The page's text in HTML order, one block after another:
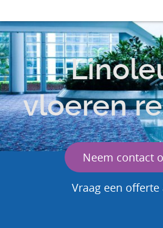
vloeren
Neem contact
Vraag een offerte